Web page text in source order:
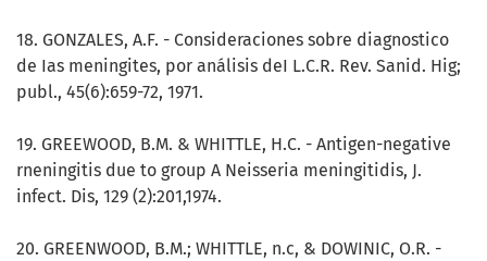
18. GONZALES, A.F. - Consideraciones sobre diagnostico
de Ias meningites, por análisis deI L.C.R. Rev. Sanid. Hig;
publ., 45(6):659-72, 1971.
19. GREEWOOD, B.M. & WHITTLE, H.C. - Antigen-negative
rneningitis due to group A Neisseria meningitidis, J.
infect. Dis, 129 (2):201,1974.
20. GREENWOOD, B.M.; WHITTLE, n.c, & DOWINIC, O.R. -